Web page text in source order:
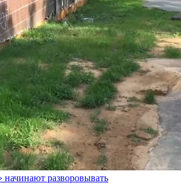
разворовывать